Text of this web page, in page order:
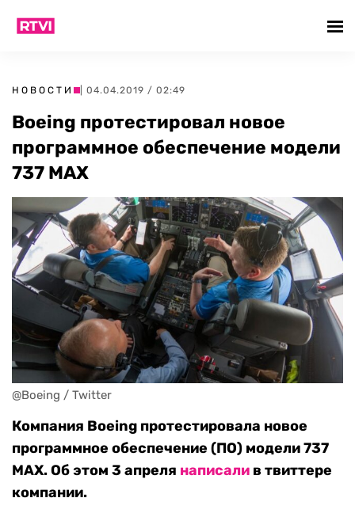
НОВОСТИ | 04.04.2019 / 02:49
Boeing протестировал новое
программное обеспечение модели
737 MAX
@Boeing / Twitter
Компания Boeing протестировала новое
программное обеспечение (ПО) модели 737
МАХ. Об этом 3 апреля написали в твиттере
компании.